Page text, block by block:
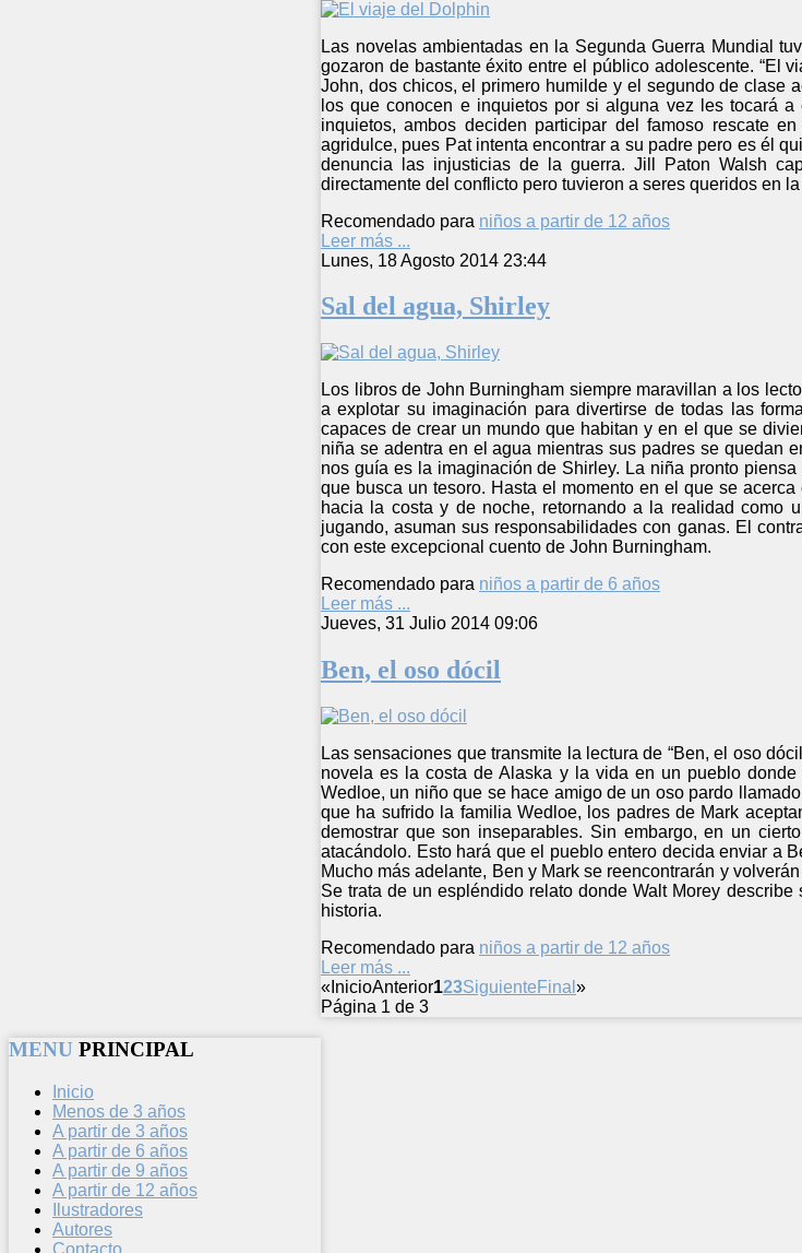
Las novelas ambientadas en la Segunda Guerra Mundial
gozaron de bastante éxito entre el público adolescente. “El
John, dos chicos, el primero humilde y el segundo de clase
los que conocen e inquietos por si alguna vez les tocará
inquietos, ambos deciden participar del famoso rescate
agridulce, pues Pat intenta encontrar a su padre pero es él
denuncia las injusticias de la guerra. Jill Paton Walsh
directamente del conflicto pero tuvieron a seres queridos en
Recomendado para niños a partir de 12 años
Leer más ...
Lunes, 18 Agosto 2014 23:44
Sal del agua, Shirley
Los libros de John Burningham siempre maravillan a los
a explotar su imaginación para divertirse de todas las
capaces de crear un mundo que habitan y en el que se
niña se adentra en el agua mientras sus padres se quedan
nos guía es la imaginación de Shirley. La niña pronto
que busca un tesoro. Hasta el momento en el que se
hacia la costa y de noche, retornando a la realidad como
jugando, asuman sus responsabilidades con ganas. El
con este excepcional cuento de John Burningham.
Recomendado para niños a partir de 6 años
Leer más ...
Jueves, 31 Julio 2014 09:06
Ben, el oso dócil
Las sensaciones que transmite la lectura de “Ben, el oso
novela es la costa de Alaska y la vida en un pueblo
Wedloe, un niño que se hace amigo de un oso pardo
que ha sufrido la familia Wedloe, los padres de Mark
demostrar que son inseparables. Sin embargo, en un
atacándolo. Esto hará que el pueblo entero decida enviar a
Mucho más adelante, Ben y Mark se reencontrarán y
Se trata de un espléndido relato donde Walt Morey
historia.
Recomendado para niños a partir de 12 años
Leer más ...
« InicioAnterior123Siguiente Final »
Página 1 de 3
MENU PRINCIPAL
Inicio
Menos de 3 años
A partir de 3 años
A partir de 6 años
A partir de 9 años
A partir de 12 años
Ilustradores
Autores
Contacto